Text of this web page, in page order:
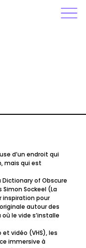
d’un endroit qui
mais qui est
of Obscure
Sockeel (La
inspiration pour
autour des
le vide s’installe
vidéo (VHS), les
immersive à